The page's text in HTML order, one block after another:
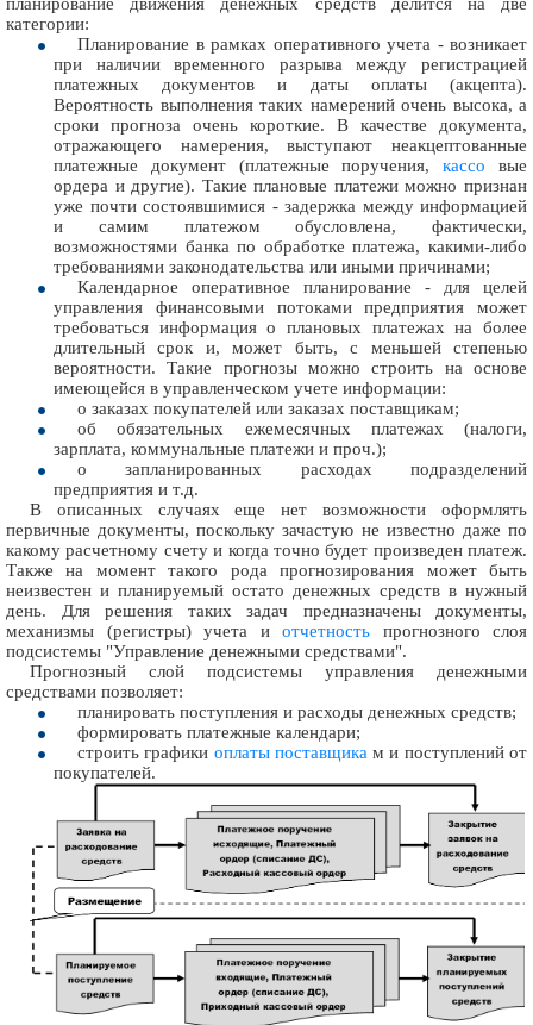
планирование движения денежных средств делится на две
категории:
Планирование в рамках оперативного учета - возникает
при наличии временного разрыва между регистрацией
платежных документов и даты оплаты (акцепта).
Вероятность выполнения таких намерений очень высока, а
сроки прогноза очень короткие. В качестве документа,
отражающего намерения, выступают неакцептованные
платежные документ (платежные поручения,кассо вые
ордера и другие). Такие плановые платежи можно признан
уже почти состоявшимися - задержка между информацией
и самим платежом обусловлена, фактически,
возможностями банка по обработке платежа, какими-либо
требованиями законодательства или иными причинами;
Календарное оперативное планирование - для целей
управления финансовыми потоками предприятия может
требоваться информация о плановых платежах на более
длительный срок и, может быть, с меньшей степенью
вероятности. Такие прогнозы можно строить на основе
имеющейся в управленческом учете информации:
о заказах покупателей или заказах поставщикам;
об обязательных ежемесячных платежах (налоги,
зарплата, коммунальные платежи и проч.);
о запланированных расходах подразделений
предприятия и т.д.
В описанных случаях еще нет возможности оформлять
первичные документы, поскольку зачастую не известно даже по
какому расчетному счету и когда точно будет произведен платеж.
Также на момент такого рода прогнозирования может быть
неизвестен и планируемый остато денежных средств в нужный
день. Для решения таких задач предназначены документы,
механизмы (регистры) учета и отчетность прогнозного слоя
подсистемы "Управление денежными средствами".
Прогнозный слой подсистемы управления денежными
средствами позволяет:
планировать поступления и расходы денежных средств;
формировать платежные календари;
строить графики оплаты поставщикам и поступлений от
покупателей.